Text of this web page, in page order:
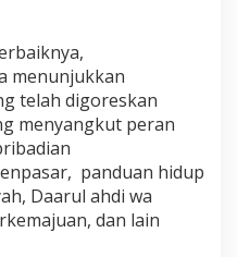
menunjukkan
telah digoreskan
menyangkut peran
panduan hidup
Daarul ahdi wa
dan lain